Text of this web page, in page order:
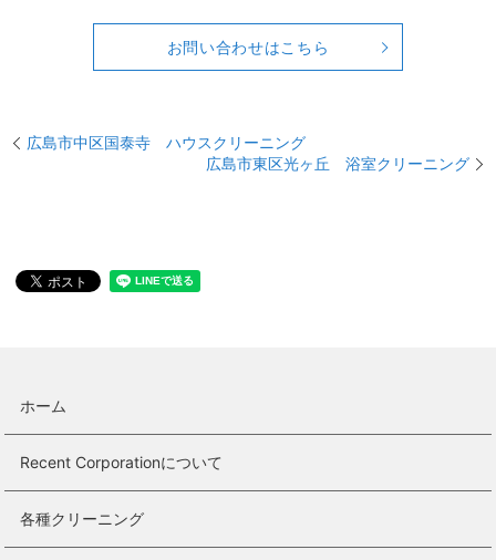
お問い合わせはこちら
広島市中区国泰寺 ハウスクリーニング
広島市東区光ヶ丘 浴室クリーニング
ホーム
Recent Corporationについて
各種クリーニング